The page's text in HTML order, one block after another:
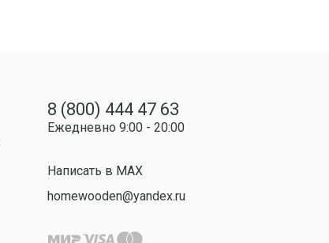
8 (800) 444 47 63
Ежедневно 9:00 - 20:00
Написать в MAX
homewooden@yandex.ru